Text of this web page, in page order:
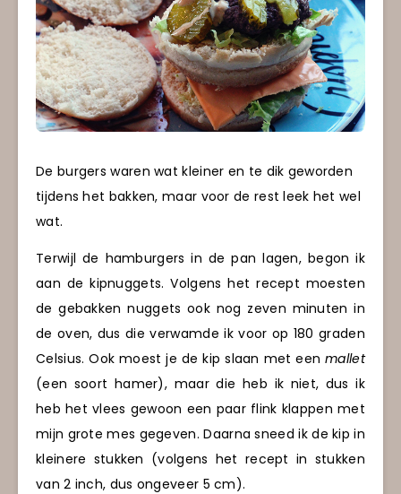
De burgers waren wat kleiner en te dik geworden
tijdens het bakken, maar voor de rest leek het wel
wat.
Terwijl de hamburgers in de pan lagen, begon ik
aan de kipnuggets. Volgens het recept moesten
de gebakken nuggets ook nog zeven minuten in
de oven, dus die verwamde ik voor op 180 graden
Celsius. Ook moest je de kip slaan met eenmallet
(een soort hamer), maar die heb ik niet, dus ik
heb het vlees gewoon een paar flink klappen met
mijn grote mes gegeven. Daarna sneed ik de kip in
kleinere stukken (volgens het recept in stukken
van 2 inch, dus ongeveer 5 cm).